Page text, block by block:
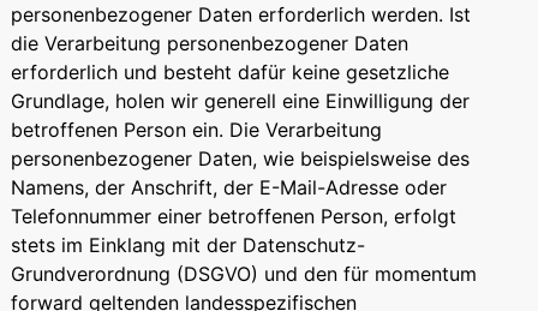
personenbezogener Daten erforderlich werden. Ist
die Verarbeitung personenbezogener Daten
erforderlich und besteht dafür keine gesetzliche
Grundlage, holen wir generell eine Einwilligung der
betroffenen Person ein. Die Verarbeitung
personenbezogener Daten, wie beispielsweise des
Namens, der Anschrift, der E-Mail-Adresse oder
Telefonnummer einer betroffenen Person, erfolgt
stets im Einklang mit der Datenschutz-
Grundverordnung (DSGVO) und den für momentum
forward geltenden landesspezifischen